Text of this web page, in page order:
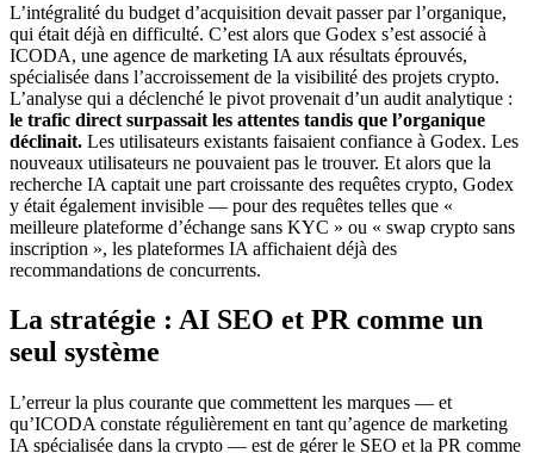
L’intégralité du budget d’acquisition devait passer par l’organique,
qui était déjà en difficulté. C’est alors que Godex s’est associé à
ICODA, une agence de marketing IA aux résultats éprouvés,
spécialisée dans l’accroissement de la visibilité des projets crypto.
L’analyse qui a déclenché le pivot provenait d’un audit analytique :
le trafic direct surpassait les attentes tandis que l’organique
déclinait. Les utilisateurs existants faisaient confiance à Godex. Les
nouveaux utilisateurs ne pouvaient pas le trouver. Et alors que la
recherche IA captait une part croissante des requêtes crypto, Godex
y était également invisible — pour des requêtes telles que «
meilleure plateforme d’échange sans KYC » ou « swap crypto sans
inscription », les plateformes IA affichaient déjà des
recommandations de concurrents.
La stratégie : AI SEO et PR comme un
seul système
L’erreur la plus courante que commettent les marques — et
qu’ICODA constate régulièrement en tant qu’agence de marketing
IA spécialisée dans la crypto — est de gérer le SEO et la PR comme